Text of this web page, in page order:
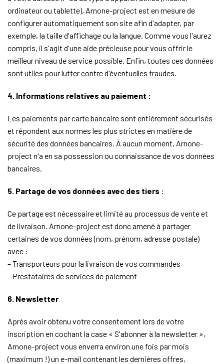
ordinateur ou tablette), Arnone-project est en mesure de
configurer automatiquement son site afin d'adapter, par
exemple, la taille d'affichage ou la langue. Comme vous l'aurez
compris, il s'agit d'une aide précieuse pour vous offrir le
meilleur niveau de service possible. Enfin, toutes ces données
sont utiles pour lutter contre d'éventuelles fraudes.
4. Informations relatives au paiement :
Les paiements par carte bancaire sont entièrement sécurisés
et répondent aux normes les plus strictes en matière de
sécurité des données bancaires. À aucun moment, Arnone-
project n'a en sa possession ou connaissance de vos données
bancaires.
5. Partage de vos données avec des tiers :
Ce partage est nécessaire et limité au processus de vente et
de livraison. Arnone-project est donc amené à partager
certaines de vos données (nom, prénom, adresse postale)
avec :
– Transporteurs pour la livraison de vos commandes
– Prestataires de services de paiement
6. Newsletter
Après avoir obtenu votre consentement lors de votre
inscription en cochant la case « S'abonner à la newsletter »,
Arnone-project vous enverra environ une fois par mois
(maximum !) un e-mail contenant les dernières offres,